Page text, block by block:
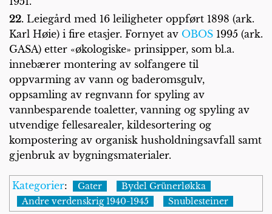
22. Leiegård med 16 leiligheter oppført 1898 (ark.
Karl Høie) i fire etasjer. Fornyet av OBOS 1995 (ark.
GASA) etter «økologiske» prinsipper, som bl.a.
innebærer montering av solfangere til
oppvarming av vann og baderomsgulv,
oppsamling av regnvann for spyling av
vannbesparende toaletter, vanning og spyling av
utvendige fellesarealer, kildesortering og
kompostering av organisk husholdningsavfall samt
gjenbruk av bygningsmaterialer.
Kategorier: Gater
Bydel Grünerløkka
Andre verdenskrig 1940-1945
Snublesteiner